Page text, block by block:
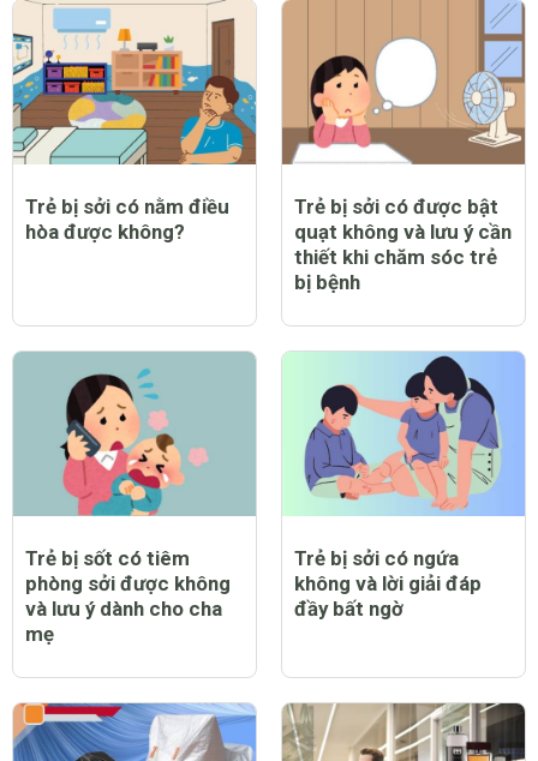
CHỦ ĐỀ MỚI
Trẻ bị sởi có nằm điều
hòa được không?
Trẻ bị sởi có được bật
quạt không và lưu ý cần
thiết khi chăm sóc trẻ
bị bệnh
Trẻ bị sốt có tiêm
phòng sởi được không
và lưu ý dành cho cha
mẹ
Trẻ bị sởi có ngứa
không và lời giải đáp
đầy bất ngờ